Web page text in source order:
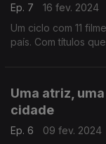
Ep. 7
16 fev. 2024
Um ciclo com 11
país. Com títulos
Uma atriz,
cidade
Ep. 6
09 fev. 2024